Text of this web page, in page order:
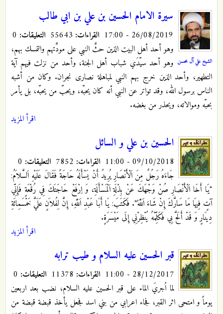
الشيخ علي آل محسن
سيرة الامام الحسين بن علي بن ابي طالب
26/08/2019 - 17:00 القراءات: التعليقات:
وهو أحد أهل البيت الذين حثَّ النبي على مودَّتهم والتمسك بهم،
وهو أحد سيّدَي شباب أهل الجنة، وأحد من نزلت فيهم آية
التطهير، وأحد الذين خرج بهم النبي لمباهلة نصارى نجران. وكان من أشبه
الناس برسول الله، وقد تواتر عن النبي أنه كان يحبّه، ويحبّ من يحبّه، بل يأمر
بحبّه وموالاته، ويحذر من بغضه.
اقرأ المزيد
الحسين بن علي و السائل
09/10/2018 - 11:00 القراءات: التعليقات:
جَاءَهُ رَجُلٌ مِنَ اَلْأَنْصَارِ يُرِيدُ أَنْ يَسْأَلَهُ حَاجَةً فَقَالَ عَلَيْهِ اَلسَّلاَمُ:
"يَا أَخَا اَلْأَنْصَارِ صُنْ وَجْهَكَ عَنْ بِذْلَةِ اَلْمَسْأَلَةِ، وَ اِرْفَعْ حَاجَتَكَ فِي رُقْعَةٍ فَإِنِّي
آتٍ فِيهَا مَا سَارَّكَ إِنْ شَاءَ اَللَّهُ". فَكَتَبَ: يَا أَبَا عَبْدِ اَللَّهِ، إِنَّ لِفُلاَنٍ عَلَيَّ خَمْسَمِائَةِ
دِينَارٍ وَ قَدْ أَلَحَّ بِي فَكَلِّمْهُ يُنْظِرْنِي إِلَى مَيْسَرَةٍ.
اقرأ المزيد
قبر الحسين عليه السلام و طيب ترابه
28/12/2017 - 11:00 القراءات: التعليقات:
لما اُجريَ الماء على قبر الحسين عليه السلام، نضب بعد اربعين
يوماً و امتحى اثر القبر، فجاء اعرابي من بني اسد فجعل يأخذ قبضة قبضة من